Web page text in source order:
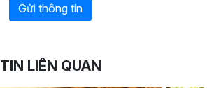
Gửi thông tin
TIN LIÊN QUAN